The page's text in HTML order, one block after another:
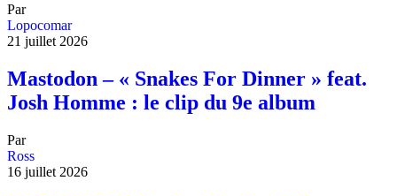
Par
Lopocomar
21 juillet 2026
Mastodon – « Snakes For Dinner » feat.
Josh Homme : le clip du 9e album
Par
Ross
16 juillet 2026